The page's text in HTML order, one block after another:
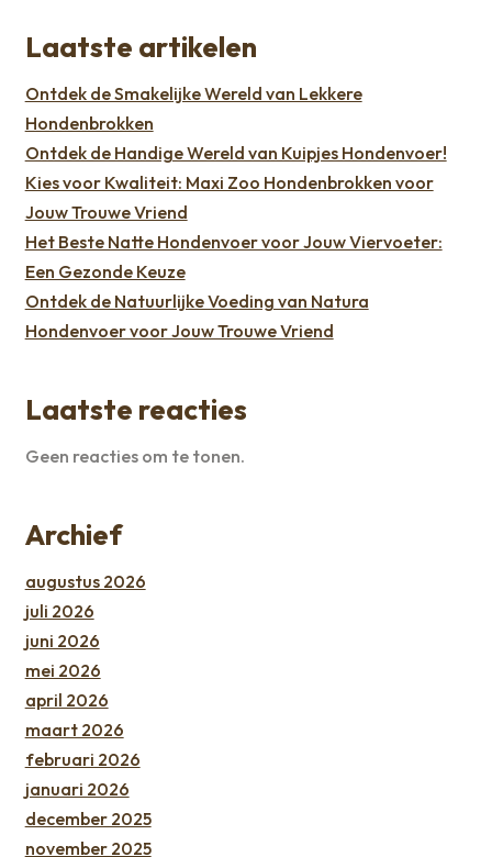
Laatste artikelen
Ontdek de Smakelijke Wereld van Lekkere
Hondenbrokken
Ontdek de Handige Wereld van Kuipjes Hondenvoer!
Kies voor Kwaliteit: Maxi Zoo Hondenbrokken voor
Jouw Trouwe Vriend
Het Beste Natte Hondenvoer voor Jouw Viervoeter:
Een Gezonde Keuze
Ontdek de Natuurlijke Voeding van Natura
Hondenvoer voor Jouw Trouwe Vriend
Laatste reacties
Geen reacties om te tonen.
Archief
augustus 2026
juli 2026
juni 2026
mei 2026
april 2026
maart 2026
februari 2026
januari 2026
december 2025
november 2025